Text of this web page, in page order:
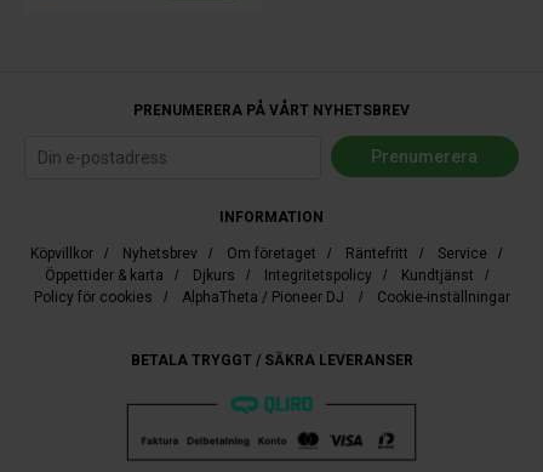
PRENUMERERA PÅ VÅRT NYHETSBREV
INFORMATION
Köpvillkor / Nyhetsbrev / Om företaget / Räntefritt / Service /
Öppettider & karta / Djkurs / Integritetspolicy / Kundtjänst /
Policy för cookies / AlphaTheta / Pioneer DJ / Cookie-inställningar
BETALA TRYGGT / SÄKRA LEVERANSER